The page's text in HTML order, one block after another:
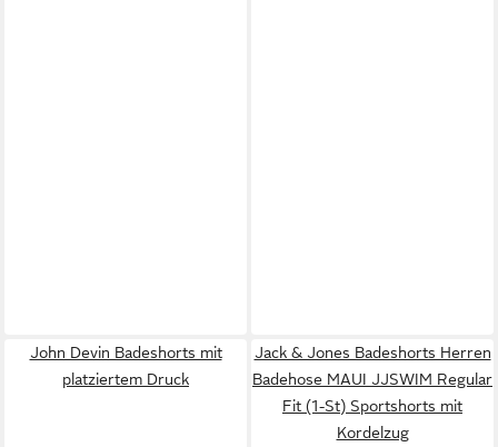
John Devin Badeshorts mit
platziertem Druck
Jack & Jones Badeshorts Herren
Badehose MAUI JJSWIM Regular
Fit (1-St) Sportshorts mit
Kordelzug